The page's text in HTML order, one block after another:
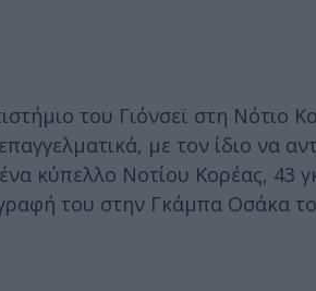
του Γιόνσεϊ στη Νότιο
με τον ίδιο να
κύπελλο Νοτίου Κορέας, 43
του στην Γκάμπα Οσάκα το